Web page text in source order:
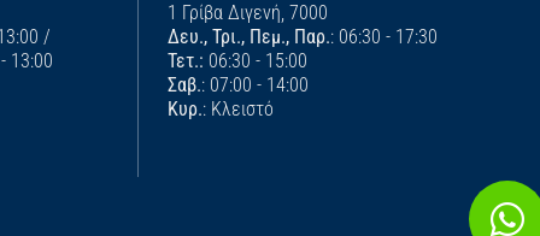
/
13:00
1 Γρίβα Διγενή, 7000
Δευ., Τρι., Πεμ., Παρ.: 06:30 - 17:30
Τετ.: 06:30 - 15:00
Σαβ.: 07:00 - 14:00
Κυρ.: Κλειστό